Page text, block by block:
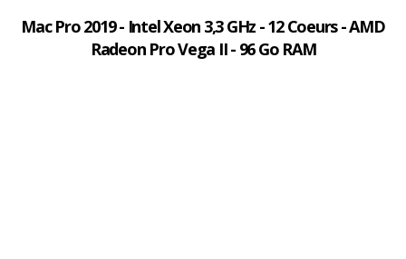
Mac Pro 2019 - Intel Xeon 3,3 GHz - 12 Coeurs - AMD
Radeon Pro Vega II - 96 Go RAM